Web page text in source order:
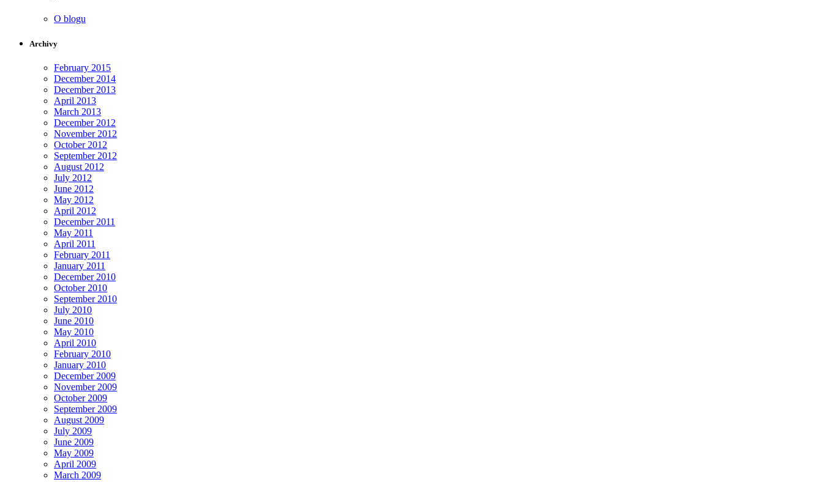
O blogu
Archivy
February 2015
December 2014
December 2013
April 2013
March 2013
December 2012
November 2012
October 2012
September 2012
August 2012
July 2012
June 2012
May 2012
April 2012
December 2011
May 2011
April 2011
February 2011
January 2011
December 2010
October 2010
September 2010
July 2010
June 2010
May 2010
April 2010
February 2010
January 2010
December 2009
November 2009
October 2009
September 2009
August 2009
July 2009
June 2009
May 2009
April 2009
March 2009